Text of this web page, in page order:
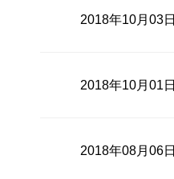
2018年10月03日
2018年10月01日
2018年08月06日